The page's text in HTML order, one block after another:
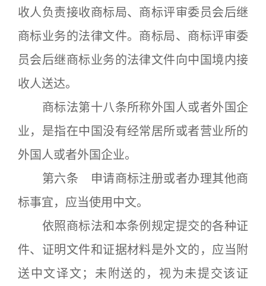
收人负责接收商标局、商标评审委员会后继
商标业务的法律文件。商标局、商标评审委
员会后继商标业务的法律文件向中国境内接
收人送达。
商标法第十八条所称外国人或者外国企
业，是指在中国没有经常居所或者营业所的
外国人或者外国企业。
第六条 申请商标注册或者办理其他商
标事宜，应当使用中文。
依照商标法和本条例规定提交的各种证
件、证明文件和证据材料是外文的，应当附
送中文译文；未附送的，视为未提交该证